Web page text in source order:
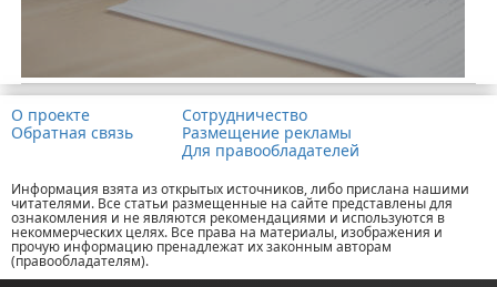
О проекте
Обратная связь
Сотрудничество
Размещение рекламы
Для правообладателей
Информация взята из открытых источников, либо прислана нашими
читателями. Все статьи размещенные на сайте представлены для
ознакомления и не являются рекомендациями и используются в
некоммерческих целях. Все права на материалы, изображения и
прочую информацию пренадлежат их законным авторам
(правообладателям).